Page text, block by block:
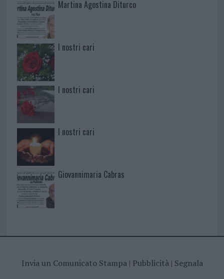
Martina Agostina Diturco
I nostri cari
I nostri cari
I nostri cari
Giovannimaria Cabras
Invia un Comunicato Stampa| Pubblicità| Segnala